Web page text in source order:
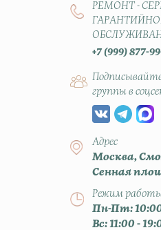
РЕМОНТ -
+7 (999) 877-
группы в
Адрес
Москва,
Сенная
Режим работы
Пн-Пт:
Вс: 11:00 -